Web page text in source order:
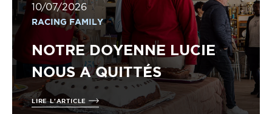
10/07/2026
RACING FAMILY
NOTRE DOYENNE LUCIE
NOUS A QUITTÉS
LIRE L'ARTICLE